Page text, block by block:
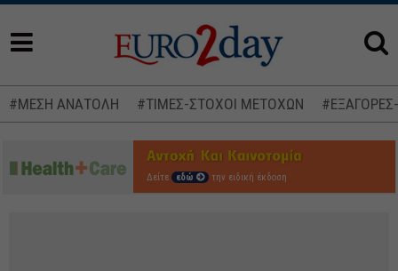
#ΜΕΣΗ ΑΝΑΤΟΛΗ #ΤΙΜΕΣ-ΣΤΟΧΟΙ ΜΕΤΟΧΩΝ
Δείτε εδώ την ειδική έκδοση